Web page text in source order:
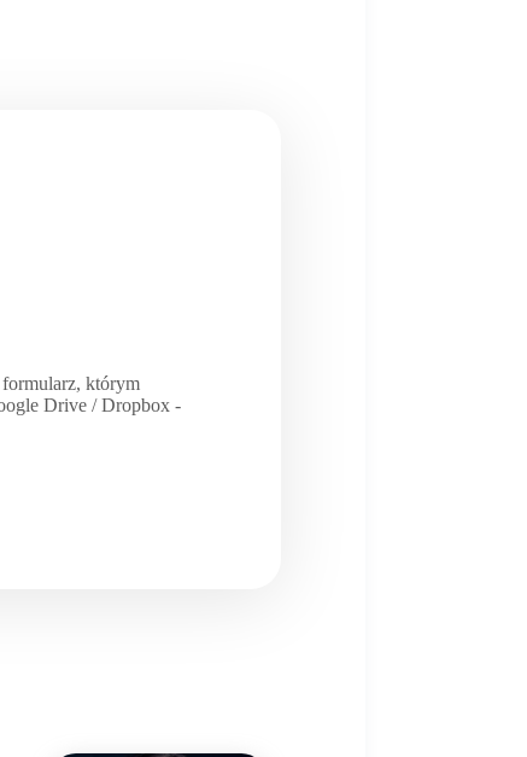
którym
Drive / Dropbox -